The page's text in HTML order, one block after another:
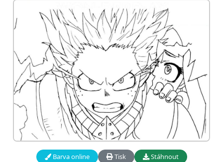
Barva online Tisk Stáhnout